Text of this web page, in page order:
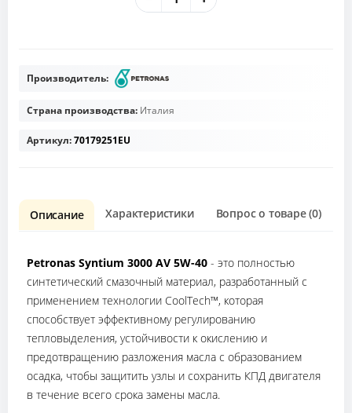
Производитель:
Страна производства: Италия
Артикул:70179251EU
Описание Характеристики Вопрос о товаре (0)
Petronas Syntium 3000 AV 5W-40 - это полностью
синтетический смазочный материал, разработанный с
применением технологии CoolTech™, которая
способствует эффективному регулированию
тепловыделения, устойчивости к окислению и
предотвращению разложения масла с образованием
осадка, чтобы защитить узлы и сохранить КПД двигателя
в течение всего срока замены масла.